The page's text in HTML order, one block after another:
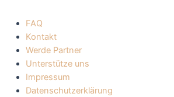
FAQ
Kontakt
Werde Partner
Unterstütze uns
Impressum
Datenschutzerklärung